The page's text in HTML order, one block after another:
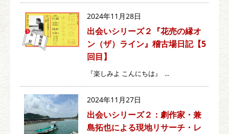
2024年11月28日
出会いシリーズ２『花売の縁オ
ン（ザ）ライン』稽古場日記【5
回目】
『楽しみよ こんにちは』 ...
2024年11月27日
出会いシリーズ２：劇作家・兼
島拓也による現地リサーチ・レ